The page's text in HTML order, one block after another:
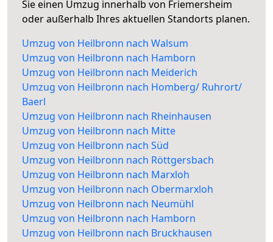
Sie einen Umzug innerhalb von Friemersheim
oder außerhalb Ihres aktuellen Standorts planen.
Umzug von Heilbronn nach Walsum
Umzug von Heilbronn nach Hamborn
Umzug von Heilbronn nach Meiderich
Umzug von Heilbronn nach Homberg/ Ruhrort/
Baerl
Umzug von Heilbronn nach Rheinhausen
Umzug von Heilbronn nach Mitte
Umzug von Heilbronn nach Süd
Umzug von Heilbronn nach Röttgersbach
Umzug von Heilbronn nach Marxloh
Umzug von Heilbronn nach Obermarxloh
Umzug von Heilbronn nach Neumühl
Umzug von Heilbronn nach Hamborn
Umzug von Heilbronn nach Bruckhausen